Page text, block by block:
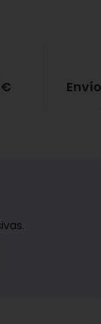
Rice Bran
Cetearyl
Gum;